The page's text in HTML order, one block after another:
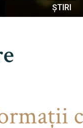
ȘTIRI